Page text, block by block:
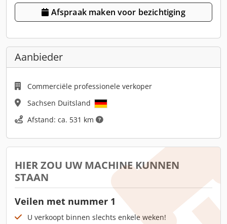
Afspraak maken voor bezichtiging
Aanbieder
Commerciële professionele verkoper
Sachsen Duitsland
Afstand: ca. 531 km
HIER ZOU UW MACHINE KUNNEN
STAAN
Veilen met nummer 1
U verkoopt binnen slechts enkele weken!